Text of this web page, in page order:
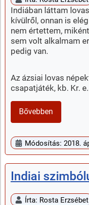
Indiában láttam
kívülről, onnan is
nem értettem,
sem volt alkalmam
pedig van.
Az ázsiai lovas
csapatjáték, kb. Kr.
Bővebben
Módosítás: 2018.
Indiai
Írta: Rosta Erzsébet